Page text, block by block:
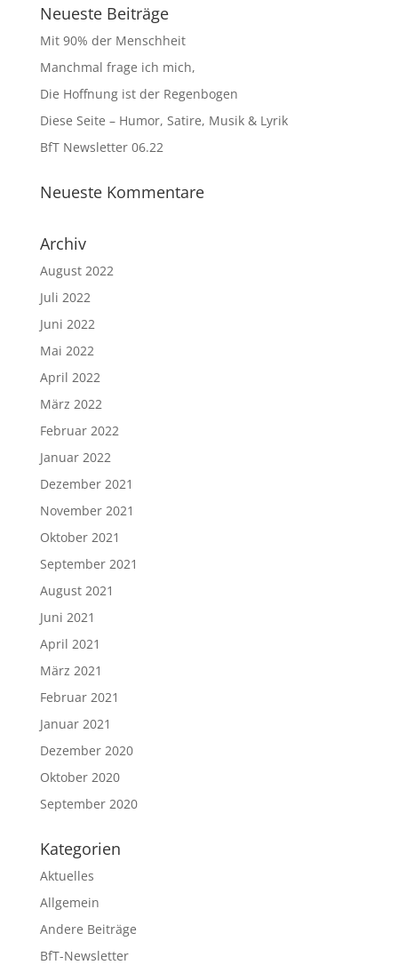
Neueste Beiträge
Mit 90% der Menschheit
Manchmal frage ich mich,
Die Hoffnung ist der Regenbogen
Diese Seite – Humor, Satire, Musik & Lyrik
BfT Newsletter 06.22
Neueste Kommentare
Archiv
August 2022
Juli 2022
Juni 2022
Mai 2022
April 2022
März 2022
Februar 2022
Januar 2022
Dezember 2021
November 2021
Oktober 2021
September 2021
August 2021
Juni 2021
April 2021
März 2021
Februar 2021
Januar 2021
Dezember 2020
Oktober 2020
September 2020
Kategorien
Aktuelles
Allgemein
Andere Beiträge
BfT-Newsletter